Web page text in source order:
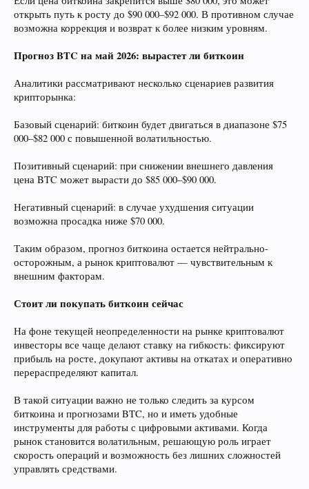
открыть путь к росту до $90 000–$92 000. В противном случае
возможна коррекция и возврат к более низким уровням.
Прогноз BTC на май 2026: вырастет ли биткоин
Аналитики рассматривают несколько сценариев развития
крипторынка:
Базовый сценарий: биткоин будет двигаться в диапазоне $75
000–$82 000 с повышенной волатильностью.
Позитивный сценарий: при снижении внешнего давления
цена BTC может вырасти до $85 000–$90 000.
Негативный сценарий: в случае ухудшения ситуации
возможна просадка ниже $70 000.
Таким образом, прогноз биткоина остается нейтрально-
осторожным, а рынок криптовалют — чувствительным к
внешним факторам.
Стоит ли покупать биткоин сейчас
На фоне текущей неопределенности на рынке криптовалют
инвесторы все чаще делают ставку на гибкость: фиксируют
прибыль на росте, докупают активы на откатах и оперативно
перераспределяют капитал.
В такой ситуации важно не только следить за курсом
биткоина и прогнозами BTC, но и иметь удобные
инструменты для работы с цифровыми активами. Когда
рынок становится волатильным, решающую роль играет
скорость операций и возможность без лишних сложностей
управлять средствами.